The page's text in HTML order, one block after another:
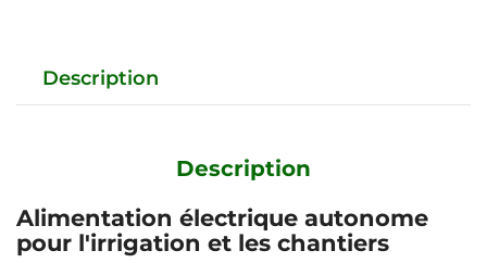
Description
Description
Alimentation électrique autonome
pour l'irrigation et les chantiers